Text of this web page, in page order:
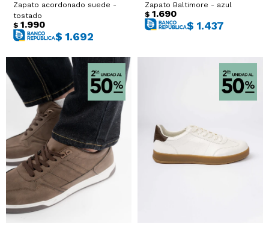
Zapato acordonado suede -
tostado
$ 1.990
$ 1.692
Zapato Baltimore - azul
$ 1.690
$ 1.437